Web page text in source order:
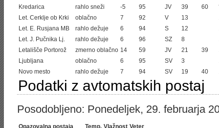
Kredarica
rahlo sneži -5 95 JV 39 60
Let. Cerklje ob Krki
oblačno 7 92 V 13
Let. E. Rusjana MB
rahlo dežuje 6 94 S 12
Let. J. Pučnika Lj.
rahlo dežuje 6 96 SZ 8
Letališče Portorož
zmerno oblačno 14 59 JV 21 39
Ljubljana
oblačno 6 95 SV 3
Novo mesto
rahlo dežuje 7 94 SV 19 40
Podatki z avtomatskih postaj
Posodobljeno: Ponedeljek, 29. februarja
Opazovalna postaja Temp. Vlažnost Veter